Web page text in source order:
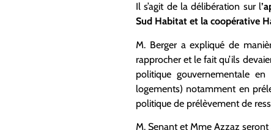
Il s’agit de la délibération sur l
Sud Habitat et la coopérative
M. Berger a expliqué de
rapprocher et le fait qu’ils
politique gouvernementale
logements) notamment en
politique de prélèvement de
M. Senant et Mme Azzaz